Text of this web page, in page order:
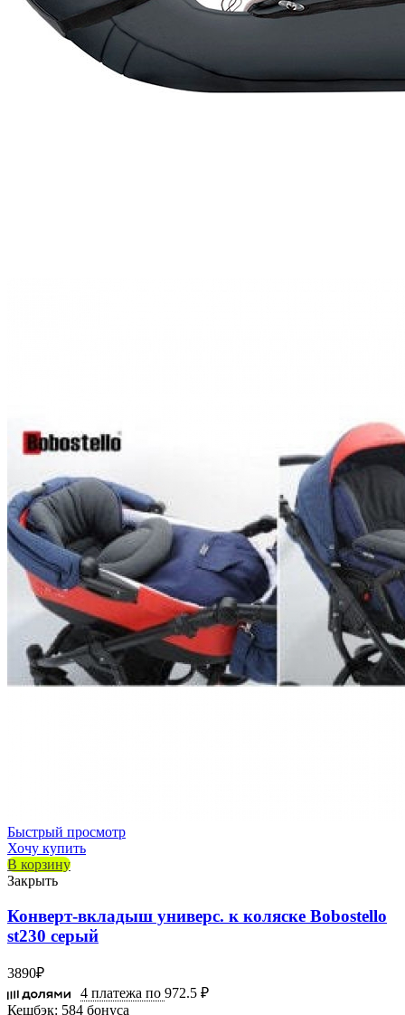
Быстрый просмотр
Хочу купить
В корзину
Закрыть
Конверт-вкладыш универс. к коляске Bobostello
st230 серый
3890₽
4 платежа по 972.5 ₽
Кешбэк: 584 бонуса